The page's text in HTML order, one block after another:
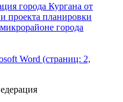
города Кургана от
проекта планировки
города
Word (страниц: 2,